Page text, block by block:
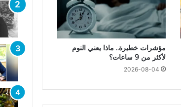
مؤشرات خطيرة.. ماذا يعني النوم
لأكثر من 9 ساعات؟
2026-08-04